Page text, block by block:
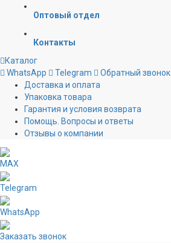
Оптовый отдел
Контакты
Каталог
WhatsApp
Telegram
Обратный звонок
Доставка и оплата
Упаковка товара
Гарантия и условия возврата
Помощь. Вопросы и ответы
Отзывы о компании
MAX
Telegram
WhatsApp
Заказать звонок